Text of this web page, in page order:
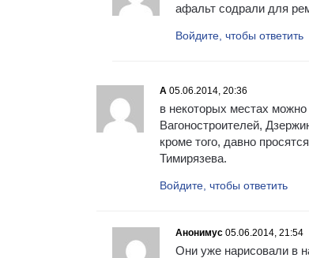
афальт содрали для
Войдите, чтобы ответить
А 05.06.2014, 20:36
в некоторых местах можно
Вагоностроителей,
кроме того, давно
Тимирязева.
Войдите, чтобы ответить
Анонимус 05.06.2014, 21:54
Они уже нарисовали в